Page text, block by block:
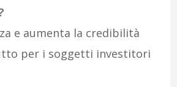
e aumenta la credibilità
per i soggetti investitori